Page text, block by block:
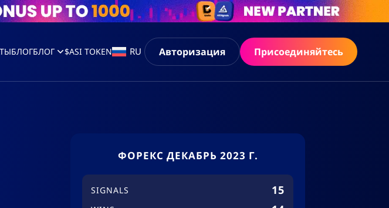
БЛОГБЛОГ $ASI TOKEN RU Авторизация Присоединяйтесь
ФОРЕКС ДЕКАБРЬ 2023 Г.
SIGNALS 15